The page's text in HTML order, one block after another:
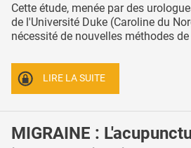
Cette étude, menée par des
de l'Université Duke (Caroline du
nécessité de nouvelles méthodes
LIRE LA SUITE
MIGRAINE :